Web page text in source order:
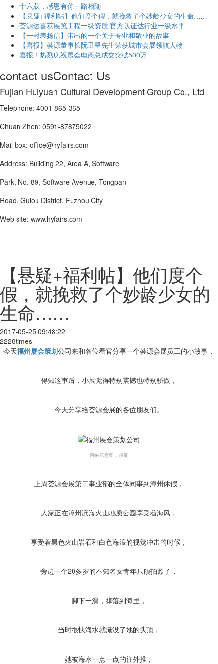
十六载，感恩有你一路相随
【悬疑+福利帖】他们度个假，就挽救了个妙龄少女的生命……
荟源达喜获展览工程一级资质 官方认证达行业一级水平
【一封表扬信】带出的一个关于专业和敬业的故事
【喜报】荟源董事长阮卫星先生荣获城市会展领航人物
喜报！热烈庆祝展会电商总成交突破500万
contact usContact Us
Fujian Huiyuan Cultural Development Group Co., Ltd
Telephone: 4001-865-365
Chuan Zhen: 0591-87875022
Mail box: office@hyfairs.com
Address: Building 22, Area A, Software
Park, No. 89, Software Avenue, Tongpan
Road, Gulou District, Fuzhou City
Web site: www.hyfairs.com
【悬疑+福利帖】他们度个
假，就挽救了个妙龄少女的
生命……
2017-05-25 09:48:22
2228times
今天福州展会策划公司来和各位看官分享一个荟源会展员工的小故事，
得知这事后，小展觉得特别震撼也特别骄傲，
今天分享给荟源会展的各位朋友们。
网络示意图，侵删
上周荟源会展第二事业部的全体同事到漳州休假，
大家正在漳州滨海火山地质公园享受着海风，
享受着黑色火山岩石和白色海浪的视觉冲击的时候，
旁边一个20多岁的不知名女青年只顾拍照了，
脚下一滑，掉落到海里，
当时很快海水就淹没了她的头顶，
她被海水一点一点的往外推，